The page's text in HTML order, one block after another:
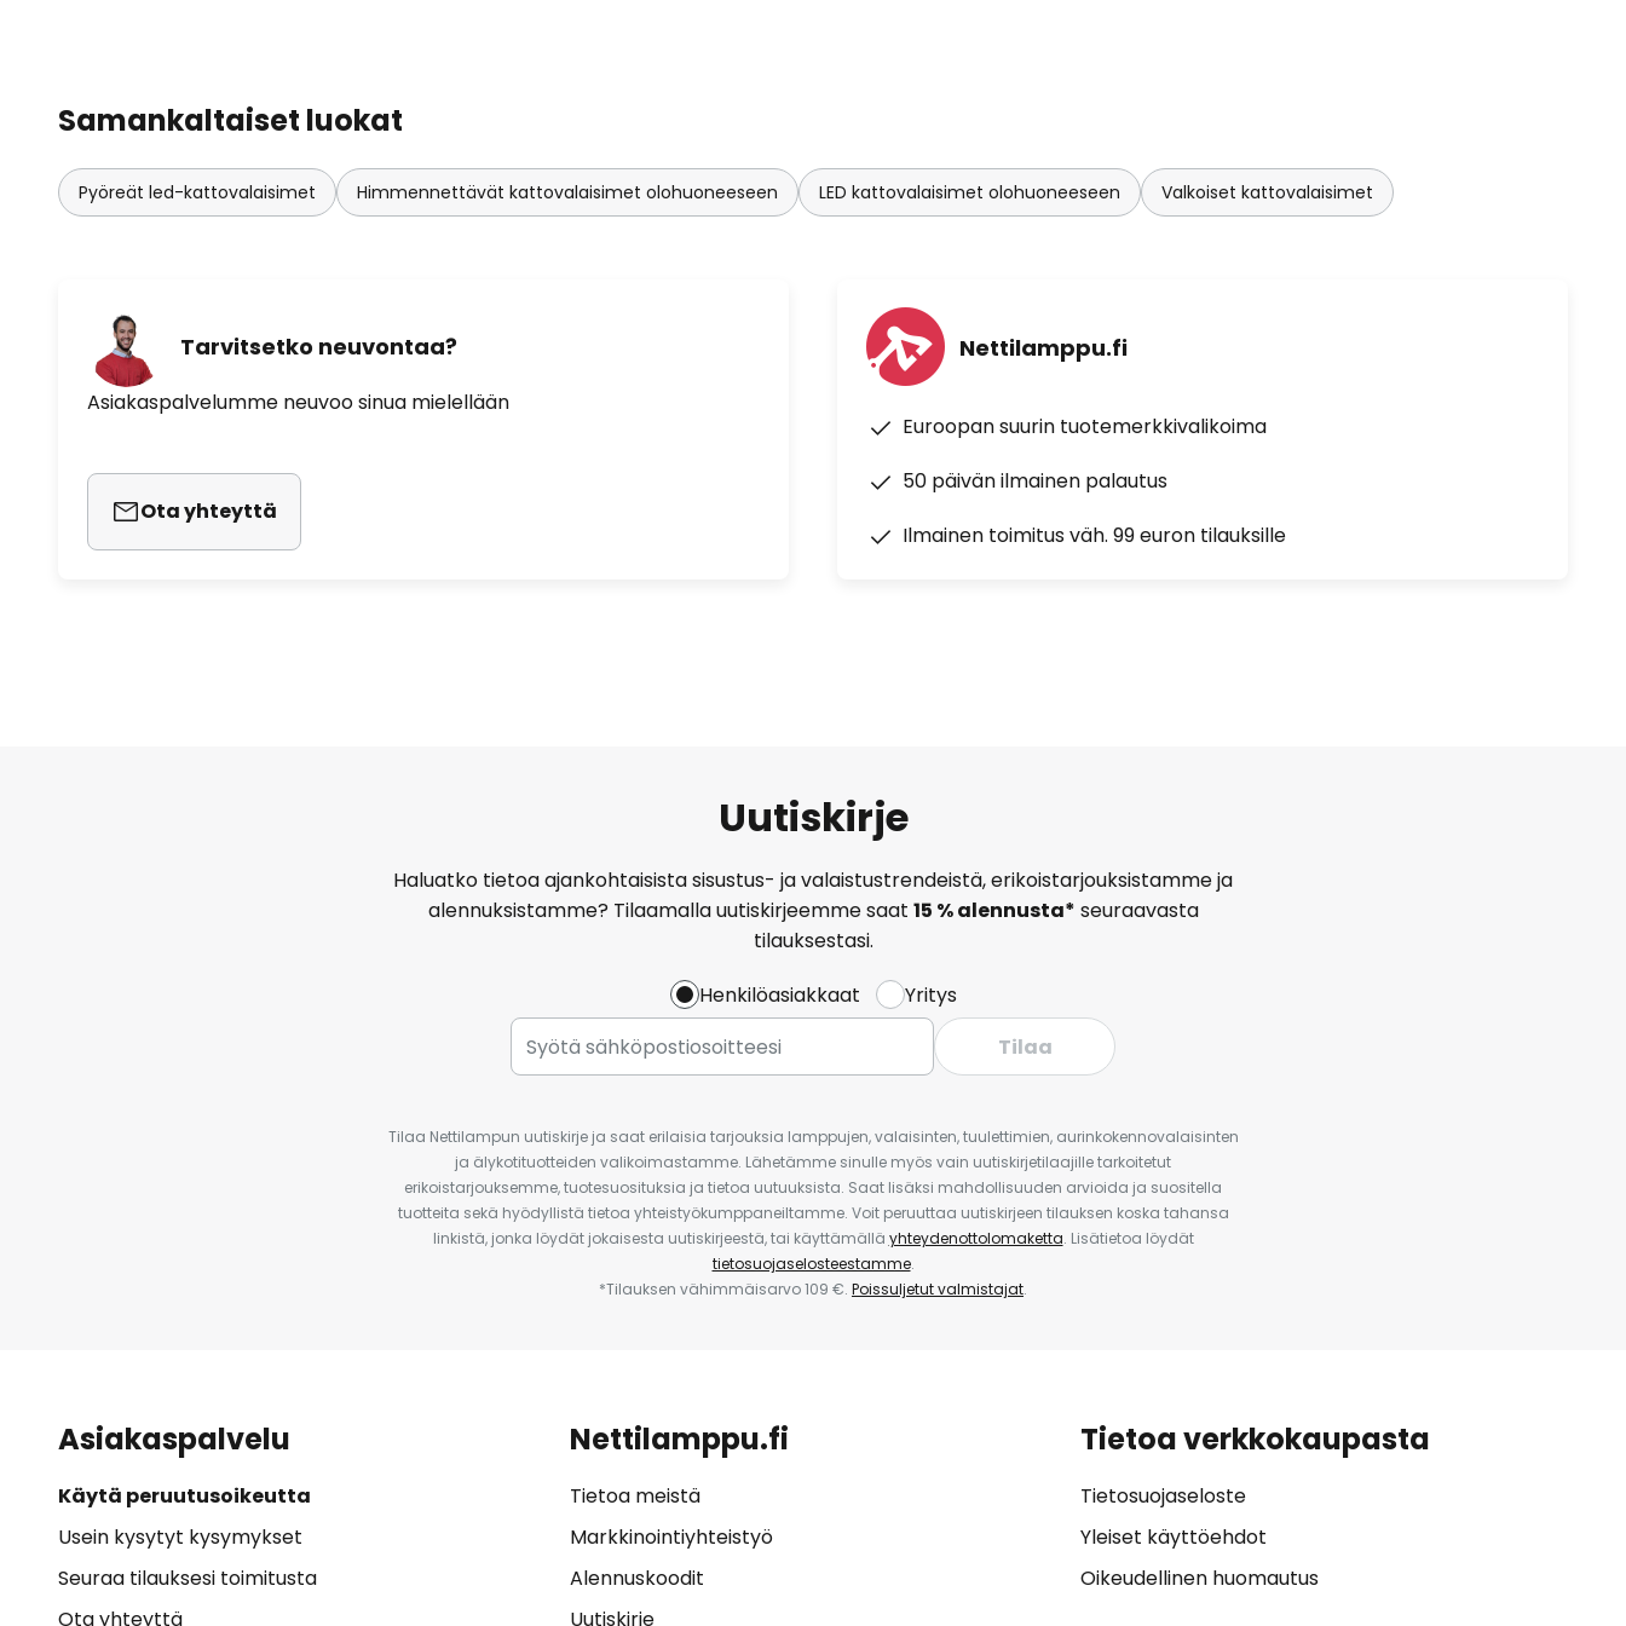
Samankaltaiset luokat
Pyöreät led-kattovalaisimet Himmennettävät kattovalaisimet olohuoneeseen LED kattovalaisimet olohuoneeseen Valkoiset kattovalaisimet
Tarvitsetko neuvontaa?
Asiakaspalvelumme neuvoo sinua mielellään
Ota yhteyttä
Nettilamppu.fi
Euroopan suurin tuotemerkkivalikoima
50 päivän ilmainen palautus
Ilmainen toimitus väh. 99 euron tilauksille
Uutiskirje
Haluatko tietoa ajankohtaisista sisustus- ja valaistustrendeistä, erikoistarjouksistamme ja
alennuksistamme? Tilaamalla uutiskirjeemme saat 15 % alennusta* seuraavasta
tilauksestasi.
Henkilöasiakkaat
Yritys
Tilaa
Tilaa Nettilampun uutiskirje ja saat erilaisia tarjouksia lamppujen, valaisinten, tuulettimien, aurinkokennovalaisinten
ja älykotituotteiden valikoimastamme. Lähetämme sinulle myös vain uutiskirjetilaajille tarkoitetut
erikoistarjouksemme, tuotesuosituksia ja tietoa uutuuksista. Saat lisäksi mahdollisuuden arvioida ja suositella
tuotteita sekä hyödyllistä tietoa yhteistyökumppaneiltamme. Voit peruuttaa uutiskirjeen tilauksen koska tahansa
linkistä, jonka löydät jokaisesta uutiskirjeestä, tai käyttämällä yhteydenottolomaketta. Lisätietoa löydät
tietosuojaselosteestamme.
*Tilauksen vähimmäisarvo 109 €. Poissuljetut valmistajat.
Asiakaspalvelu
Käytä peruutusoikeutta
Usein kysytyt kysymykset
Seuraa tilauksesi toimitusta
Ota yhteyttä
Nettilamppu.fi
Tietoa meistä
Markkinointiyhteistyö
Alennuskoodit
Uutiskirje
Tietoa verkkokaupasta
Tietosuojaseloste
Yleiset käyttöehdot
Oikeudellinen huomautus